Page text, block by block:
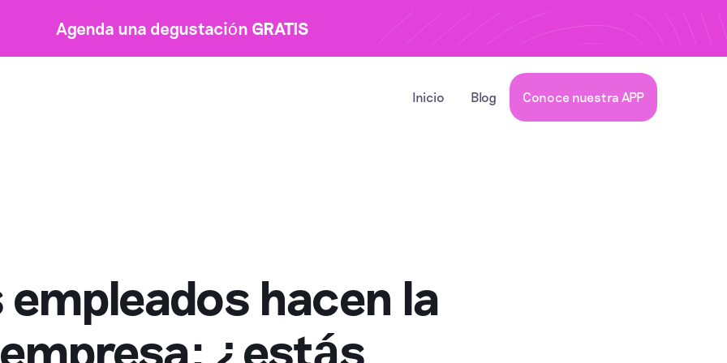
Agenda una degustación GRATIS
Inicio Blog Conoce nuestra APP
hacen la
¿estás